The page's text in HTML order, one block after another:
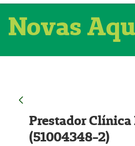
Novas
Prestador
(51004348-2)